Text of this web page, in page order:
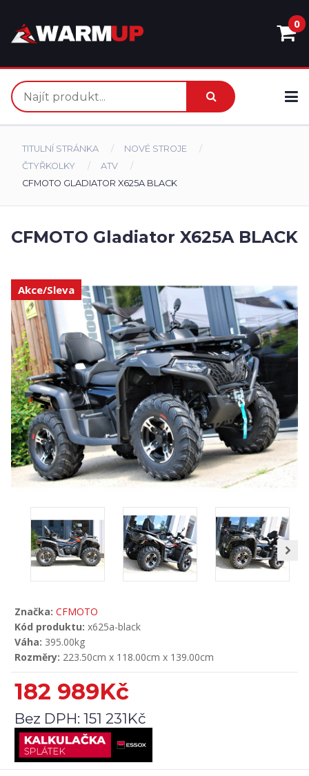
0
TITULNÍ STRÁNKA
NOVÉ STROJE
ČTYŘKOLKY
ATV
CFMOTO GLADIATOR X625A BLACK
CFMOTO Gladiator X625A BLACK
Akce/Sleva
Značka: CFMOTO
Kód produktu: x625a-black
Váha: 395.00kg
Rozměry: 223.50cm x 118.00cm x 139.00cm
182 989Kč
Bez DPH: 151 231Kč